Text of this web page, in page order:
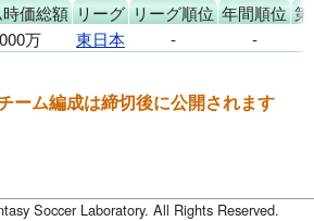
価総額 リーグ リーグ順位 年間順位
万 東日本 - -
ーム編成は締切後に公開されます
Soccer Laboratory. All Rights Reserved.